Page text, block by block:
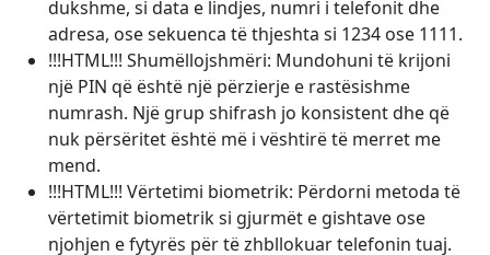
dukshme, si data e lindjes, numri i telefonit dhe
adresa, ose sekuenca të thjeshta si 1234 ose 1111.
!!!HTML!!! Shumëllojshmëri: Mundohuni të krijoni
një PIN që është një përzierje e rastësishme
numrash. Një grup shifrash jo konsistent dhe që
nuk përsëritet është më i vështirë të merret me
mend.
!!!HTML!!! Vërtetimi biometrik: Përdorni metoda të
vërtetimit biometrik si gjurmët e gishtave ose
njohjen e fytyrës për të zhbllokuar telefonin tuaj.